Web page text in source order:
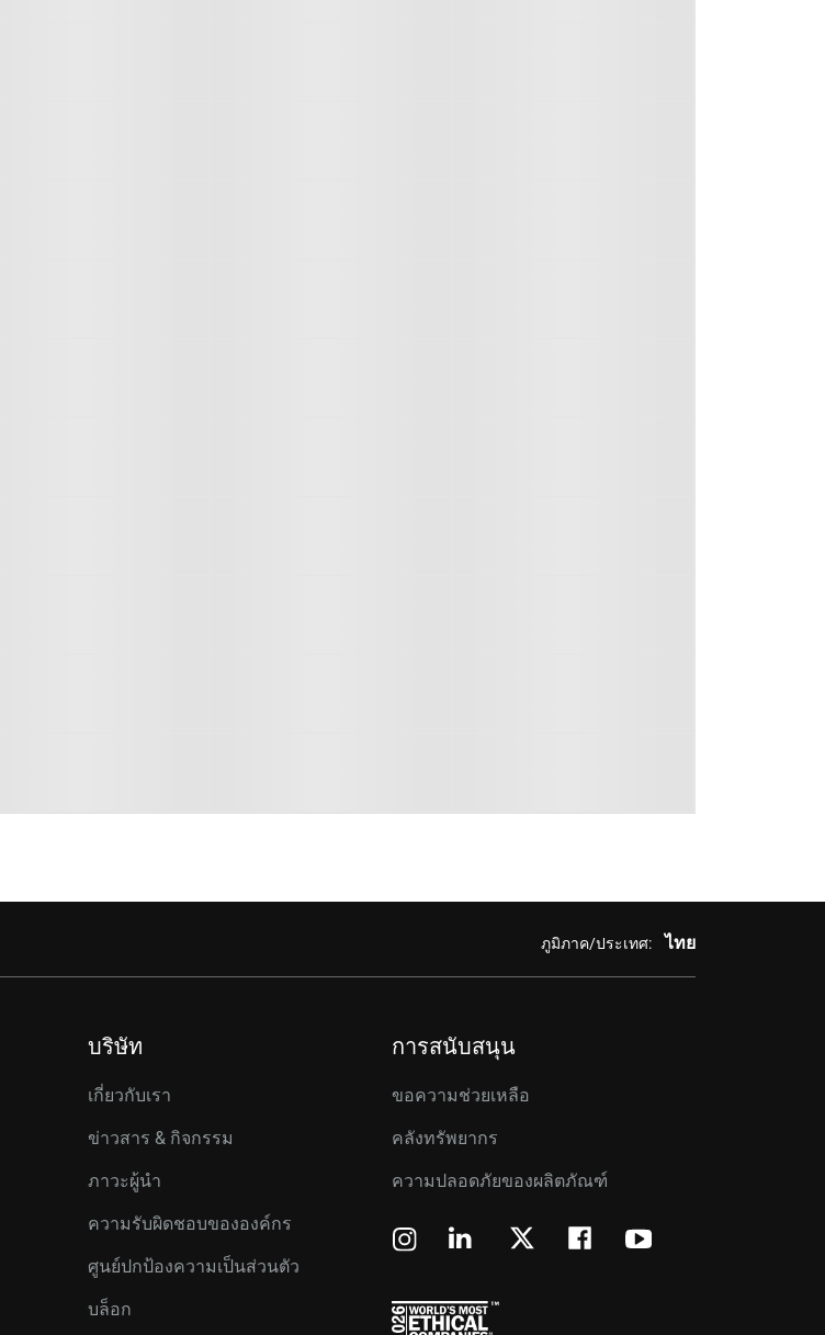
ภูมิภาค/ประเทศ: ไทย
บริษัท
เกี่ยวกับเรา
ข่าวสาร & กิจกรรม
ภาวะผู้นำ
ความรับผิดชอบขององค์กร
ศูนย์ปกป้องความเป็นส่วนตัว
บล็อก
การสนับสนุน
ขอความช่วยเหลือ
คลังทรัพยากร
ความปลอดภัยของผลิตภัณฑ์